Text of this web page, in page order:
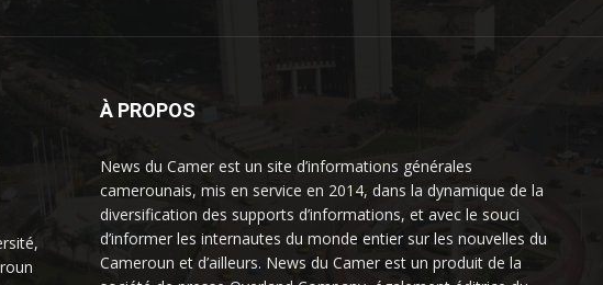
À PROPOS
News du Camer est un site d’informations générales
camerounais, mis en service en 2014, dans la dynamique de la
diversification des supports d’informations, et avec le souci
d’informer les internautes du monde entier sur les nouvelles du
Cameroun et d’ailleurs. News du Camer est un produit de la